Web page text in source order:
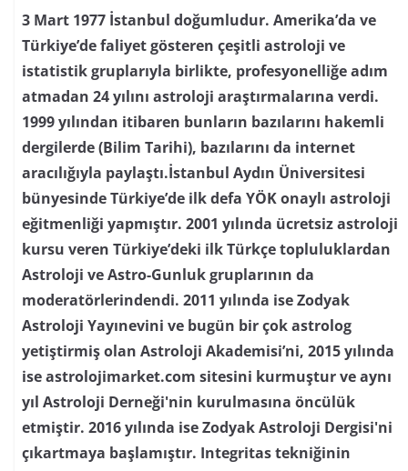
3 Mart 1977 İstanbul doğumludur. Amerika’da ve
Türkiye’de faliyet gösteren çeşitli astroloji ve
istatistik gruplarıyla birlikte, profesyonelliğe adım
atmadan 24 yılını astroloji araştırmalarına verdi.
1999 yılından itibaren bunların bazılarını hakemli
dergilerde (Bilim Tarihi), bazılarını da internet
aracılığıyla paylaştı.İstanbul Aydın Üniversitesi
bünyesinde Türkiye’de ilk defa YÖK onaylı astroloji
eğitmenliği yapmıştır. 2001 yılında ücretsiz astroloji
kursu veren Türkiye’deki ilk Türkçe topluluklardan
Astroloji ve Astro-Gunluk gruplarının da
moderatörlerindendi. 2011 yılında ise Zodyak
Astroloji Yayınevini ve bugün bir çok astrolog
yetiştirmiş olan Astroloji Akademisi’ni, 2015 yılında
ise astrolojimarket.com sitesini kurmuştur ve aynı
yıl Astroloji Derneği'nin kurulmasına öncülük
etmiştir. 2016 yılında ise Zodyak Astroloji Dergisi'ni
çıkartmaya başlamıştır. Integritas tekniğinin